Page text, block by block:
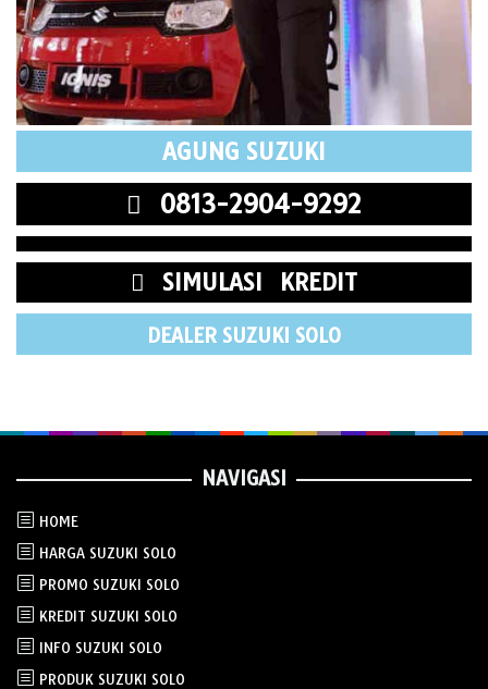
AGUNG SUZUKI
0813-2904-9292
SIMULASI KREDIT
DEALER SUZUKI SOLO
NAVIGASI
HOME
HARGA SUZUKI SOLO
PROMO SUZUKI SOLO
KREDIT SUZUKI SOLO
INFO SUZUKI SOLO
PRODUK SUZUKI SOLO